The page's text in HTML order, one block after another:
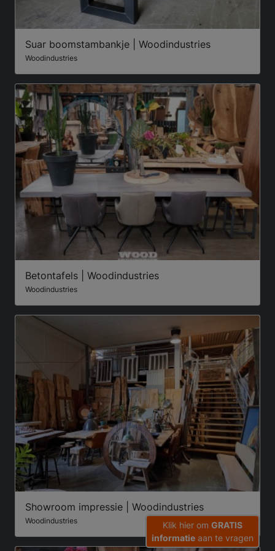
Suar boomstambankje | Woodindustries
Woodindustries
Betontafels | Woodindustries
Woodindustries
Showroom impressie | Woodindustries
Woodindustries Klik hier om GRATIS
informatie aan te vragen